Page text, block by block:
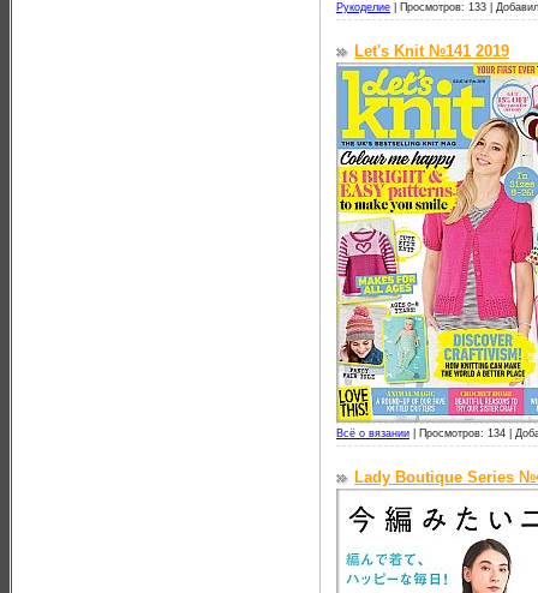
Рукоделие Просмотров: 133 |
Let's Knit №141 2019
Всё о вязании Просмотров: 134 |
Lady Boutique Series